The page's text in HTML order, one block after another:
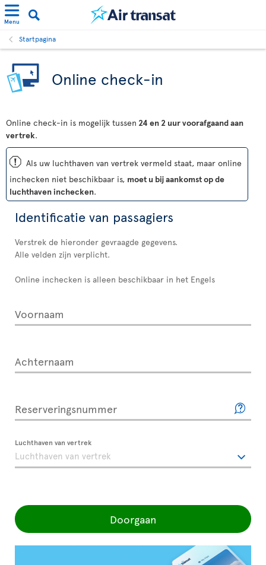
Menu
Startpagina
Online check-in
Online check-in is mogelijk tussen 24 en 2 uur voorafgaand aan
vertrek.
ü Als uw luchthaven van vertrek vermeld staat, maar online
inchecken niet beschikbaar is, moet u bij aankomst op de
luchthaven inchecken.
Identificatie van passagiers
Verstrek de hieronder gevraagde gegevens.
Alle velden zijn verplicht.
Online inchecken is alleen beschikbaar in het Engels
Voornaam
Achternaam
Reserveringsnummer
Luchthaven van vertrek
Doorgaan